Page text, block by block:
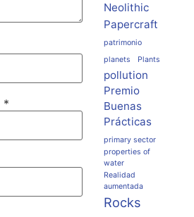
*
Neolithic
Papercraft
patrimonio
planets
Plants
pollution
Premio
Buenas
Prácticas
primary sector
properties of
water
Realidad
aumentada
Rocks